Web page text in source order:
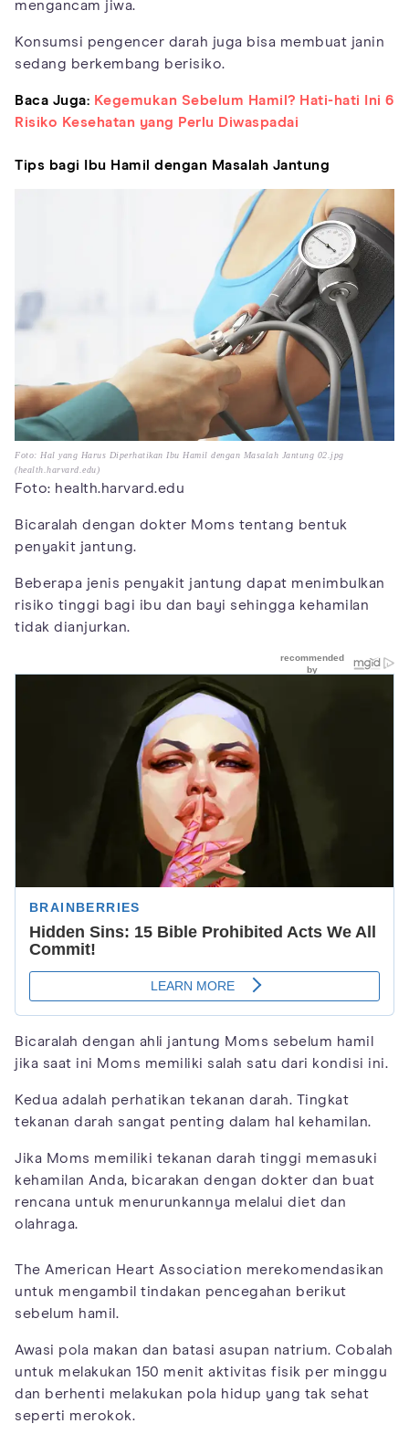
mengancam jiwa.
Konsumsi pengencer darah juga bisa membuat janin
sedang berkembang berisiko.
Baca Juga: Kegemukan Sebelum Hamil? Hati-hati Ini 6
Risiko Kesehatan yang Perlu Diwaspadai
Tips bagi Ibu Hamil dengan Masalah Jantung
Foto: Hal yang Harus Diperhatikan Ibu Hamil dengan Masalah Jantung 02.jpg
(health.harvard.edu)
Foto: health.harvard.edu
Bicaralah dengan dokter Moms tentang bentuk
penyakit jantung.
Beberapa jenis penyakit jantung dapat menimbulkan
risiko tinggi bagi ibu dan bayi sehingga kehamilan
tidak dianjurkan.
Bicaralah dengan ahli jantung Moms sebelum hamil
jika saat ini Moms memiliki salah satu dari kondisi ini.
Kedua adalah perhatikan tekanan darah. Tingkat
tekanan darah sangat penting dalam hal kehamilan.
Jika Moms memiliki tekanan darah tinggi memasuki
kehamilan Anda, bicarakan dengan dokter dan buat
rencana untuk menurunkannya melalui diet dan
olahraga.
The American Heart Association merekomendasikan
untuk mengambil tindakan pencegahan berikut
sebelum hamil.
Awasi pola makan dan batasi asupan natrium. Cobalah
untuk melakukan 150 menit aktivitas fisik per minggu
dan berhenti melakukan pola hidup yang tak sehat
seperti merokok.